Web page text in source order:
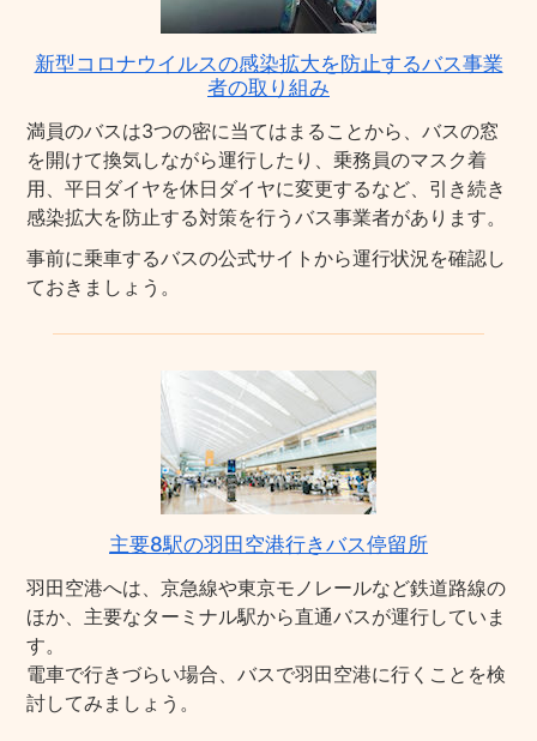
新型コロナウイルスの感染拡大を防止するバス事業
者の取り組み
満員のバスは3つの密に当てはまることから、バスの窓
を開けて換気しながら運行したり、乗務員のマスク着
用、平日ダイヤを休日ダイヤに変更するなど、引き続き
感染拡大を防止する対策を行うバス事業者があります。
事前に乗車するバスの公式サイトから運行状況を確認し
ておきましょう。
主要8駅の羽田空港行きバス停留所
羽田空港へは、京急線や東京モノレールなど鉄道路線の
ほか、主要なターミナル駅から直通バスが運行していま
す。
電車で行きづらい場合、バスで羽田空港に行くことを検
討してみましょう。